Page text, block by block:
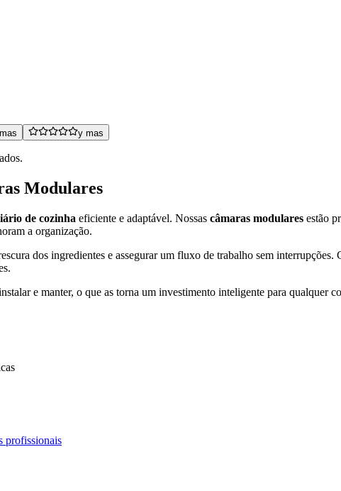
y mas
Modulares
de cozinha eficiente e adaptável. Nossas câmaras modulares estão
a organização.
dos ingredientes e assegurar um fluxo de trabalho sem
e manter, o que as torna um investimento inteligente para qualquer
profissionais